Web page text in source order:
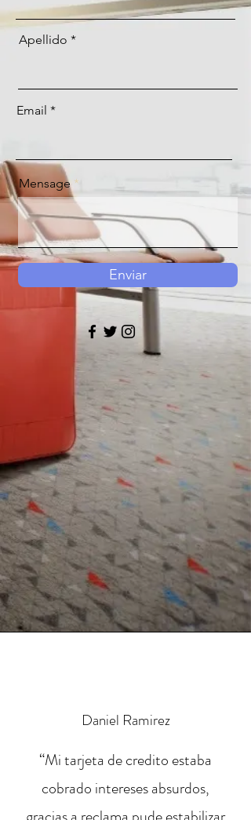
Apellido
Email
Mensage
Enviar
Daniel Ramirez
“Mi tarjeta de credito estaba
cobrado intereses absurdos,